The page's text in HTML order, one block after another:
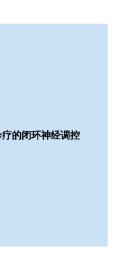
的闭环神经调控